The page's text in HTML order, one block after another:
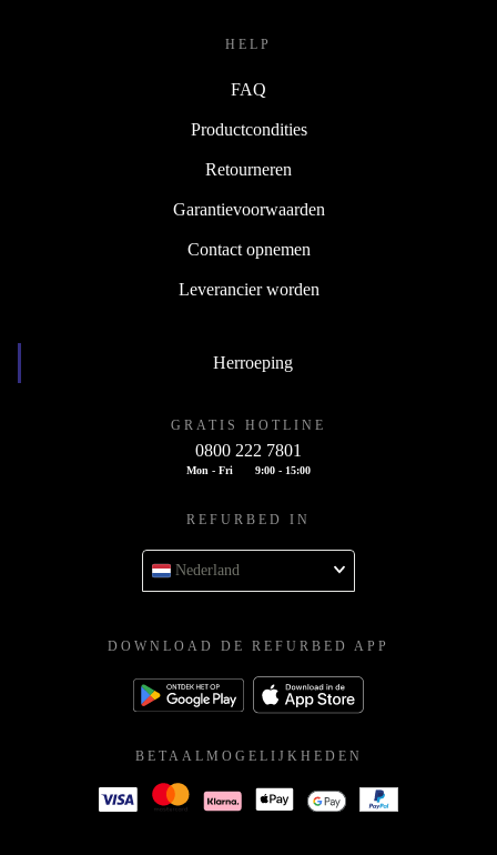
HELP
FAQ
Productcondities
Retourneren
Garantievoorwaarden
Contact opnemen
Leverancier worden
Herroeping
GRATIS HOTLINE
0800 222 7801
Mon - Fri 9:00 - 15:00
REFURBED IN
Nederland
DOWNLOAD DE REFURBED APP
BETAALMOGELIJKHEDEN